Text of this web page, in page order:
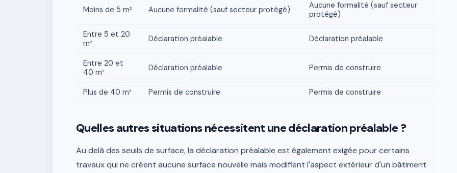
Moins de 5 m² Aucune formalité (sauf secteur protégé)
Aucune formalité (sauf secteur
protégé)
Entre 5 et 20
m²
Déclaration préalable Déclaration préalable
Entre 20 et
40 m²
Déclaration préalable Permis de construire
Plus de 40 m² Permis de construire Permis de construire
Quelles autres situations nécessitent une déclaration préalable ?
Au delà des seuils de surface, la déclaration préalable est également exigée pour certains
travaux qui ne créent aucune surface nouvelle mais modifient l'aspect extérieur d'un bâtiment